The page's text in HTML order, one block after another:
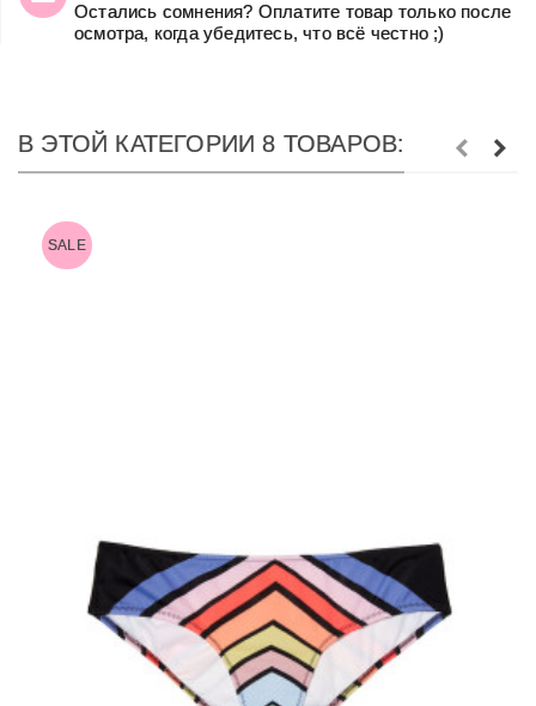
Остались сомнения? Оплатите товар только после
осмотра, когда убедитесь, что всё честно ;)
В ЭТОЙ КАТЕГОРИИ 8 ТОВАРОВ:
SALE